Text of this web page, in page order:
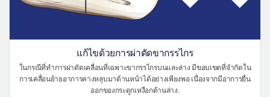
แก้ไขด้วยการผ่าตัดขากรรไกร
ในกรณีที่ทำการผ่าตัดเคลื่อนที่เฉพาะขากรรไกรบนและล่าง มีขอบเขตที่จำกัดใน
การเคลื่อนย้ายอาการคางหลุบมาด้านหน้าได้อย่างเพียงพอ เนื่องจากมีอาการยื่น
ออกของกระดูกเหงือกด้านล่าง.